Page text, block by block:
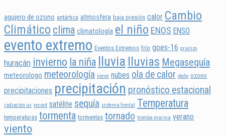
agujero de ozono antártica atmosfera baja presión calor Cambio
Climático clima climatología el niño ENOS ENSO
evento extremo Eventos Extremos frío goes-16 granizo
huracán invierno la niña lluvia lluvias Megasequía
meteorologo meteorología nieve nubes ola de calor otoño ozono
precipitaciones precipitación pronóstico estacional
radiación uv record satélite sequía sistema frontal Temperatura
temperaturas tormenta tormentas tornado tromba marina verano
viento